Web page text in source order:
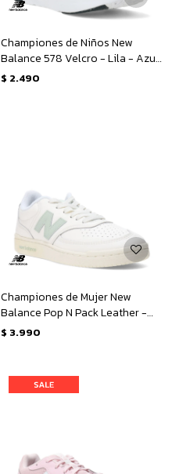
Championes de Niños New
Balance 578 Velcro - Lila - Azul
Marino
$ 2.490
Championes de Mujer New
Balance Pop N Pack Leather -
Beige - Verde
$ 3.990